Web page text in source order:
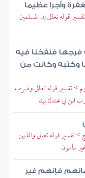
وأجرا عظيما
قوله تعالى إن المسلمين
فرجها فنفخنا فيه
وكتبه وكانت من
> تفسير قوله تعالى وضرب
ابن لي عندك بيتا
تفسير قوله تعالى والذين
مأمون
فإنهم غير